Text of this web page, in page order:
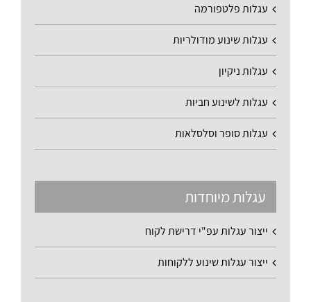
עגלות פלטפורמה
עגלות שינוע מודולריות
עגלות ניקיון
עגלות לשינוע חביות
עגלות סופר וסלסלאות
עגלות מיוחדות
ייצור עגלות עפ"י דרישת לקוח
ייצור עגלות שינוע ללקוחות